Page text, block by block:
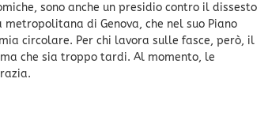
sono anche un presidio contro il dissesto
di Genova, che nel suo Piano
circolare. Per chi lavora sulle fasce, però, il
che sia troppo tardi. Al momento, le